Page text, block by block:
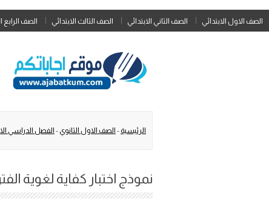
الصف الاول الابتدائي الصف الثاني الابتدائي الصف الثالث الابتدائي الصف الرابع
الرئيسية - الصف الاول الثانوي - الفصل الدراسي
نموذج اختبار كفاية لغوية